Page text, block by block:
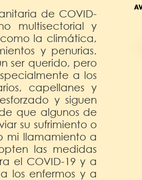
de COVID-
multisectorial y
la climática,
y penurias.
ser querido, pero
a los
capellanes y
y siguen
que algunos de
su sufrimiento o
mi llamamiento a
las medidas
el COVID-19 y a
los enfermos y a